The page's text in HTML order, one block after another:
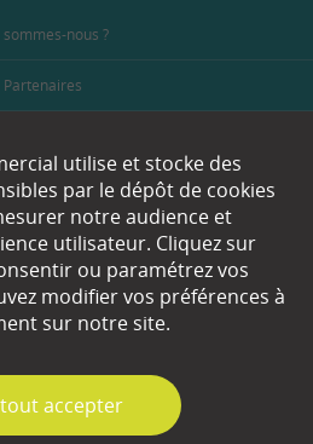
sommes-nous ?
Partenaires
Plan du site
Contact
légales
utilise et stocke des
par le dépôt de cookies
notre audience et
utilisateur. Cliquez sur
ou paramétrez vos
modifier vos préférences à
sur notre site.
tout accepter